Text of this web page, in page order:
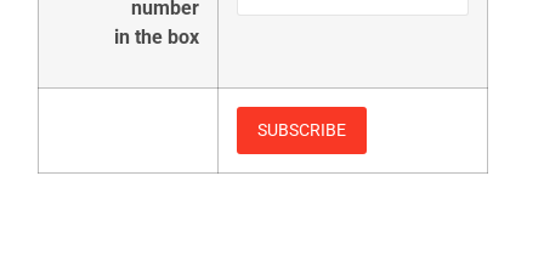
number
in the box